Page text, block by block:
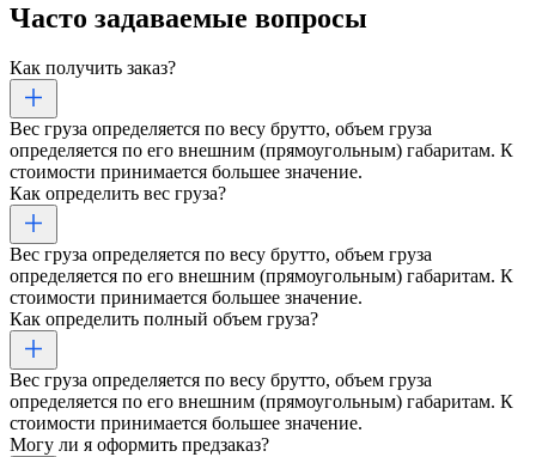
Часто задаваемые вопросы
Как получить заказ?
Вес груза определяется по весу брутто, объем груза
определяется по его внешним (прямоугольным) габаритам. К
стоимости принимается большее значение.
Как определить вес груза?
Вес груза определяется по весу брутто, объем груза
определяется по его внешним (прямоугольным) габаритам. К
стоимости принимается большее значение.
Как определить полный объем груза?
Вес груза определяется по весу брутто, объем груза
определяется по его внешним (прямоугольным) габаритам. К
стоимости принимается большее значение.
Могу ли я оформить предзаказ?